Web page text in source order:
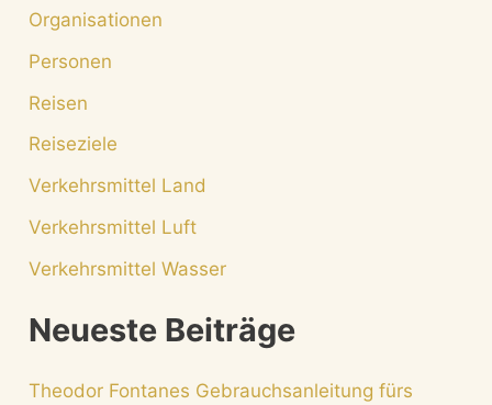
Organisationen
Personen
Reisen
Reiseziele
Verkehrsmittel Land
Verkehrsmittel Luft
Verkehrsmittel Wasser
Neueste Beiträge
Theodor Fontanes Gebrauchsanleitung fürs